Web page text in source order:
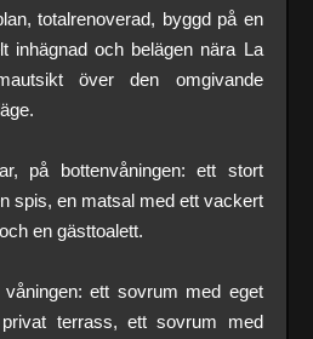
totalrenoverad, byggd på en
inhägnad och belägen nära La
över den omgivande
på bottenvåningen: ett stort
spis, en matsal med ett vackert
en gästtoalett.
ett sovrum med eget
terrass, ett sovrum med